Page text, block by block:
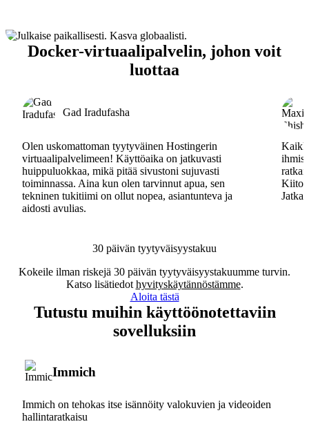
Docker-virtuaalipalvelin, johon voit
luottaa
Gad Iradufasha
Olen uskomattoman tyytyväinen Hostingerin
virtuaalipalvelimeen! Käyttöaika on jatkuvasti
huippuluokkaa, mikä pitää sivustoni sujuvasti
toiminnassa. Aina kun olen tarvinnut apua, sen
tekninen tukitiimi on ollut nopea, asiantunteva ja
aidosti avulias.
Kiitos
30 päivän tyytyväisyystakuu
Kokeile ilman riskejä 30 päivän tyytyväisyystakuumme turvin.
Katso lisätiedot hyvityskäytännöstämme.
Aloita tästä
Tutustu muihin käyttöönotettaviin
sovelluksiin
Immich
Immich on tehokas itse isännöity valokuvien ja videoiden
hallintaratkaisu